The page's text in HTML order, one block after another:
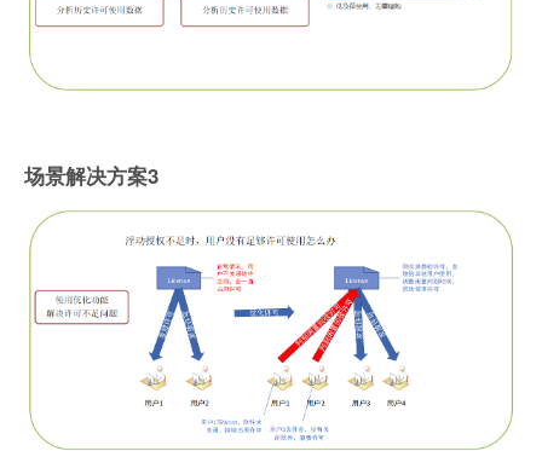
场景解决方案3